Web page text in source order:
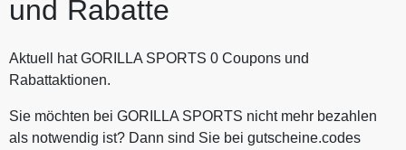
und Rabatte
Aktuell hat GORILLA SPORTS 0 Coupons und
Rabattaktionen.
Sie möchten bei GORILLA SPORTS nicht mehr bezahlen
als notwendig ist? Dann sind Sie bei gutscheine.codes